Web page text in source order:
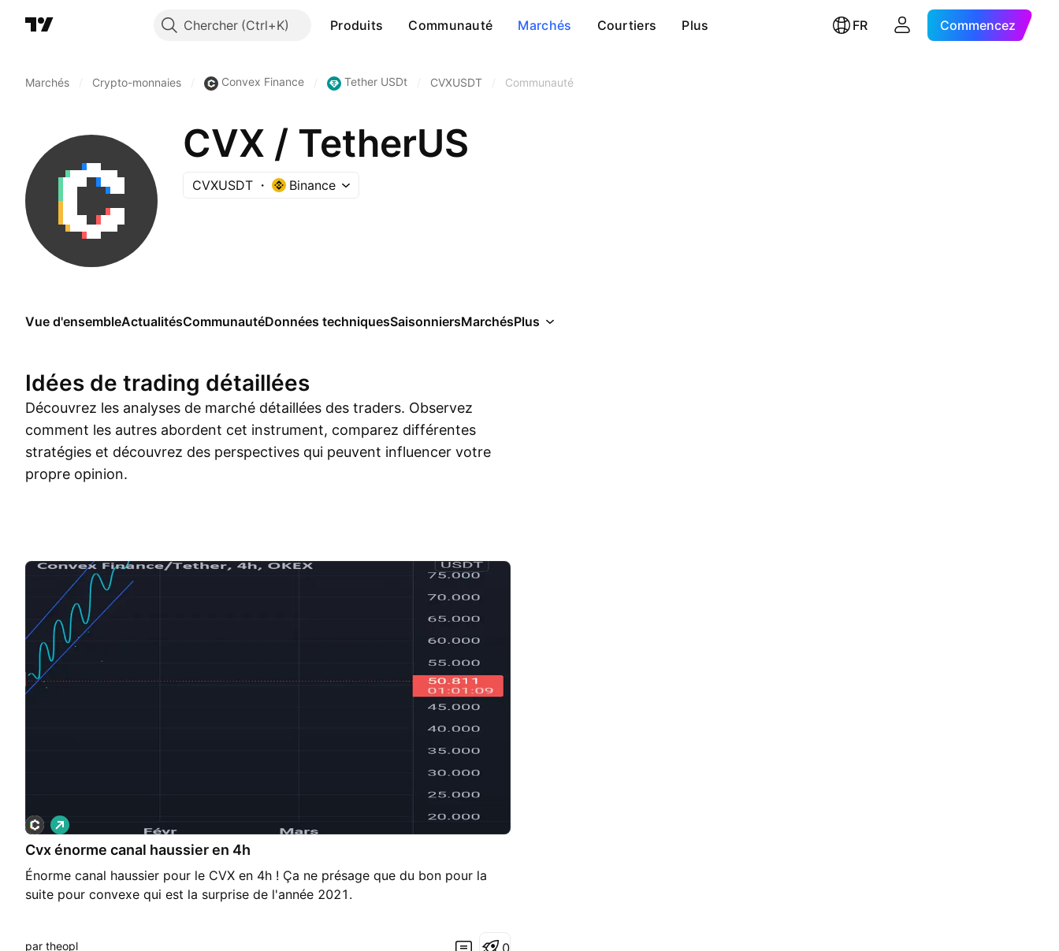
Chercher Produits Communauté Marchés Courtiers Plus FR Commencez
Marchés Crypto-monnaies Convex Finance Tether USDt CVXUSDT Communauté
CVX / TetherUS
CVXUSDT Binance
Vue d'ensembleActualitésCommunautéDonnées techniquesSaisonniersMarchésPlus
Idées de trading détaillées
Découvrez les analyses de marché détaillées des traders. Observez
comment les autres abordent cet instrument, comparez différentes
stratégies et découvrez des perspectives qui peuvent influencer votre
propre opinion.
Cvx énorme canal haussier en 4h
Énorme canal haussier pour le CVX en 4h ! Ça ne présage que du bon pour la
suite pour convexe qui est la surprise de l'année 2021.
L
o
n
par theopl 0